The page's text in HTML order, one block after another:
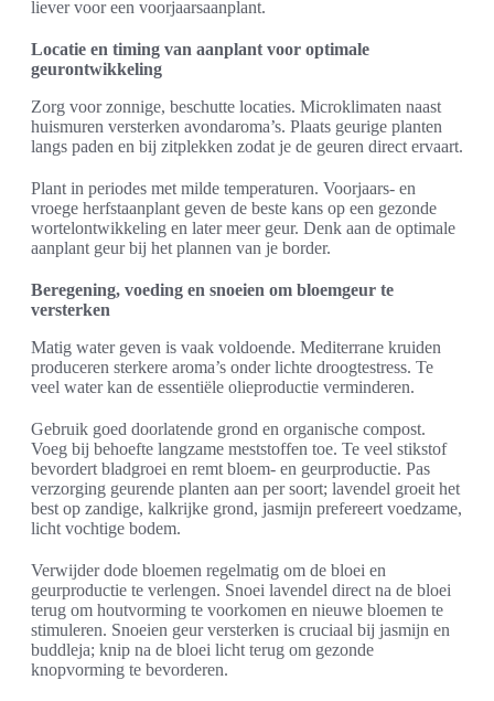
liever voor een voorjaarsaanplant.
Locatie en timing van aanplant voor optimale
geurontwikkeling
Zorg voor zonnige, beschutte locaties. Microklimaten naast
huismuren versterken avondaroma’s. Plaats geurige planten
langs paden en bij zitplekken zodat je de geuren direct ervaart.
Plant in periodes met milde temperaturen. Voorjaars- en
vroege herfstaanplant geven de beste kans op een gezonde
wortelontwikkeling en later meer geur. Denk aan de optimale
aanplant geur bij het plannen van je border.
Beregening, voeding en snoeien om bloemgeur te
versterken
Matig water geven is vaak voldoende. Mediterrane kruiden
produceren sterkere aroma’s onder lichte droogtestress. Te
veel water kan de essentiële olieproductie verminderen.
Gebruik goed doorlatende grond en organische compost.
Voeg bij behoefte langzame meststoffen toe. Te veel stikstof
bevordert bladgroei en remt bloem- en geurproductie. Pas
verzorging geurende planten aan per soort; lavendel groeit het
best op zandige, kalkrijke grond, jasmijn prefereert voedzame,
licht vochtige bodem.
Verwijder dode bloemen regelmatig om de bloei en
geurproductie te verlengen. Snoei lavendel direct na de bloei
terug om houtvorming te voorkomen en nieuwe bloemen te
stimuleren. Snoeien geur versterken is cruciaal bij jasmijn en
buddleja; knip na de bloei licht terug om gezonde
knopvorming te bevorderen.